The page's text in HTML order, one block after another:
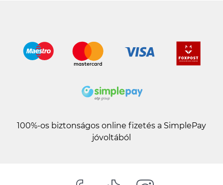
100%-os biztonságos online fizetés a SimplePay
jóvoltából